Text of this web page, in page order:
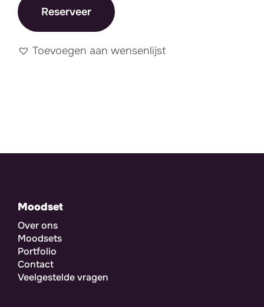
Reserveer
Toevoegen aan wensenlijst
Moodset
Over ons
Moodsets
Portfolio
Contact
Veelgestelde vragen